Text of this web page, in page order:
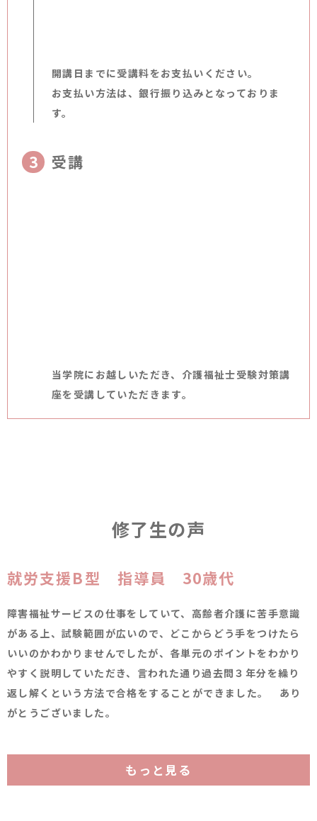
開講日までに受講料をお支払いください。
お支払い方法は、銀行振り込みとなっておりま
す。
受講
当学院にお越しいただき、介護福祉士受験対策講
座を受講していただきます。
修了生の声
就労支援B型 指導員 30歳代
障害福祉サービスの仕事をしていて、高齢者介護に苦手意識
がある上、試験範囲が広いので、どこからどう手をつけたら
いいのかわかりませんでしたが、各単元のポイントをわかり
やすく説明していただき、言われた通り過去問３年分を繰り
返し解くという方法で合格をすることができました。 あり
がとうございました。
もっと見る